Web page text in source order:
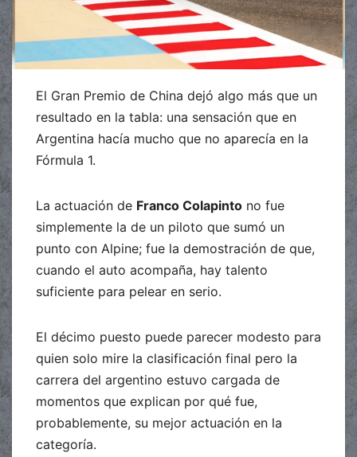
El Gran Premio de China dejó algo más que un
resultado en la tabla: una sensación que en
Argentina hacía mucho que no aparecía en la
Fórmula 1.
La actuación de Franco Colapinto no fue
simplemente la de un piloto que sumó un
punto con Alpine; fue la demostración de que,
cuando el auto acompaña, hay talento
suficiente para pelear en serio.
El décimo puesto puede parecer modesto para
quien solo mire la clasificación final pero la
carrera del argentino estuvo cargada de
momentos que explican por qué fue,
probablemente, su mejor actuación en la
categoría.